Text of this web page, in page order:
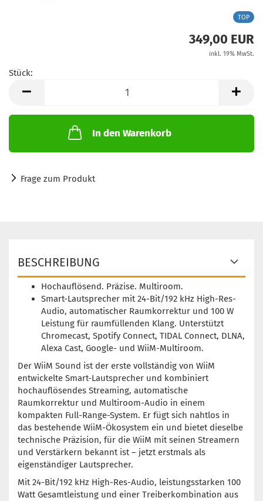
TOP
349,00 EUR
inkl. 19% MwSt.
Stück:
In den Warenkorb
Frage zum Produkt
BESCHREIBUNG
Hochauflösend. Präzise. Multiroom.
Smart-Lautsprecher mit 24-Bit/192 kHz High-Res-
Audio, automatischer Raumkorrektur und 100 W
Leistung für raumfüllenden Klang. Unterstützt
Chromecast, Spotify Connect, TIDAL Connect, DLNA,
Alexa Cast, Google- und WiiM-Multiroom.
Der WiiM Sound ist der erste vollständig von WiiM
entwickelte Smart-Lautsprecher und kombiniert
hochauflösendes Streaming, automatische
Raumkorrektur und Multiroom-Audio in einem
kompakten Full-Range-System. Er fügt sich nahtlos in
das bestehende WiiM-Ökosystem ein und bietet dieselbe
technische Präzision, für die WiiM mit seinen Streamern
und Verstärkern bekannt ist – jetzt erstmals als
eigenständiger Lautsprecher.
Mit 24-Bit/192 kHz High-Res-Audio, leistungsstarken 100
Watt Gesamtleistung und einer Treiberkombination aus